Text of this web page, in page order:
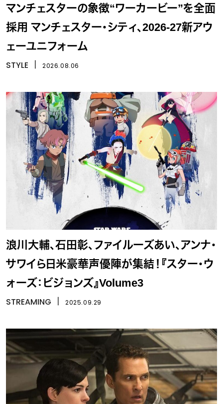
マンチェスターの象徴“ワーカービー”を全面
採用 マンチェスター・シティ、2026-27新アウ
ェーユニフォーム
STYLE 2026.08.06
浪川大輔、石田彰、ファイルーズあい、アンナ・
サワイら日米豪華声優陣が集結！『スター・ウ
ォーズ：ビジョンズ』Volume3
STREAMING 2025.09.29